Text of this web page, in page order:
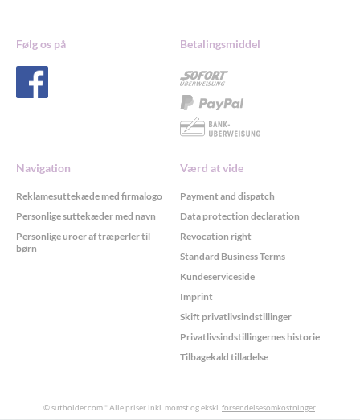
Følg os på Betalingsmiddel
Navigation
Reklamesuttekæde med firmalogo
Personlige suttekæder med navn
Personlige uroer af træperler til
børn
Værd at vide
Payment and dispatch
Data protection declaration
Revocation right
Standard Business Terms
Kundeserviceside
Imprint
Skift privatlivsindstillinger
Privatlivsindstillingernes historie
Tilbagekald tilladelse
© sutholder.com * Alle priser inkl. momst og ekskl.forsendelsesomkostninger.